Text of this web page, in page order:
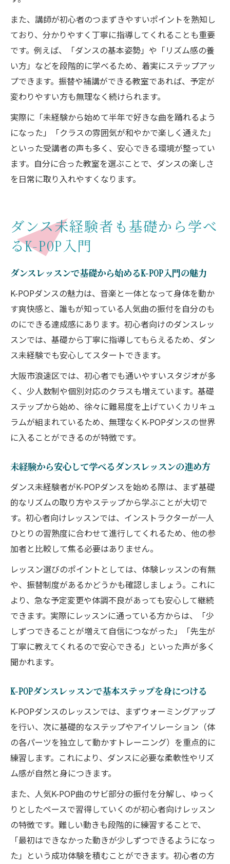
また、講師が初心者のつまずきやすいポイントを熟知し
ており、分かりやすく丁寧に指導してくれることも重要
です。例えば、「ダンスの基本姿勢」や「リズム感の養
い方」などを段階的に学べるため、着実にステップアッ
プできます。振替や補講ができる教室であれば、予定が
変わりやすい方も無理なく続けられます。
実際に「未経験から始めて半年で好きな曲を踊れるよう
になった」「クラスの雰囲気が和やかで楽しく通えた」
といった受講者の声も多く、安心できる環境が整ってい
ます。自分に合った教室を選ぶことで、ダンスの楽しさ
を日常に取り入れやすくなります。
ダンス未経験者も基礎から学べ
るK-POP入門
ダンスレッスンで基礎から始めるK-POP入門の魅力
K-POPダンスの魅力は、音楽と一体となって身体を動か
す爽快感と、誰もが知っている人気曲の振付を自分のも
のにできる達成感にあります。初心者向けのダンスレッ
スンでは、基礎から丁寧に指導してもらえるため、ダン
ス未経験でも安心してスタートできます。
大阪市浪速区では、初心者でも通いやすいスタジオが多
く、少人数制や個別対応のクラスも増えています。基礎
ステップから始め、徐々に難易度を上げていくカリキュ
ラムが組まれているため、無理なくK-POPダンスの世界
に入ることができるのが特徴です。
未経験から安心して学べるダンスレッスンの進め方
ダンス未経験者がK-POPダンスを始める際は、まず基礎
的なリズムの取り方やステップから学ぶことが大切で
す。初心者向けレッスンでは、インストラクターが一人
ひとりの習熟度に合わせて進行してくれるため、他の参
加者と比較して焦る必要はありません。
レッスン選びのポイントとしては、体験レッスンの有無
や、振替制度があるかどうかも確認しましょう。これに
より、急な予定変更や体調不良があっても安心して継続
できます。実際にレッスンに通っている方からは、「少
しずつできることが増えて自信につながった」「先生が
丁寧に教えてくれるので安心できる」といった声が多く
聞かれます。
K-POPダンスレッスンで基本ステップを身につける
K-POPダンスのレッスンでは、まずウォーミングアップ
を行い、次に基礎的なステップやアイソレーション（体
の各パーツを独立して動かすトレーニング）を重点的に
練習します。これにより、ダンスに必要な柔軟性やリズ
ム感が自然と身につきます。
また、人気K-POP曲のサビ部分の振付を分解し、ゆっく
りとしたペースで習得していくのが初心者向けレッスン
の特徴です。難しい動きも段階的に練習することで、
「最初はできなかった動きが少しずつできるようになっ
た」という成功体験を積むことができます。初心者の方